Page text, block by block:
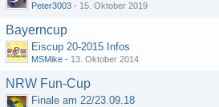
Peter3003 - 15. Oktober 2019
Bayerncup
Eiscup 20-2015 Infos
MSMike - 13. Oktober 2014
NRW Fun-Cup
Finale am 22/23.09.18